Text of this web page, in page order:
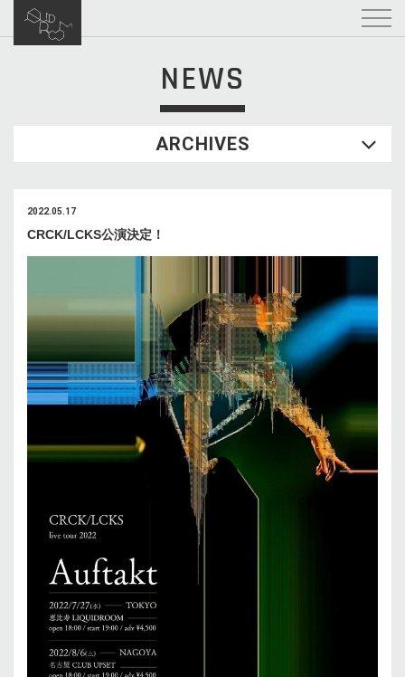
NEWS
ARCHIVES
2022.05.17
CRCK/LCKS公演決定！